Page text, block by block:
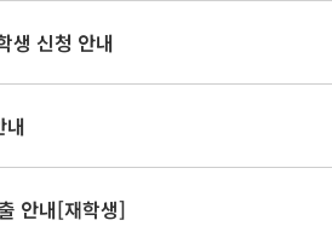
생 신청 안내
내
안내[재학생]